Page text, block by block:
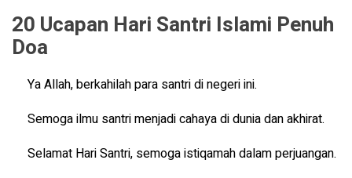
20 Ucapan Hari Santri Islami Penuh
Doa
Ya Allah, berkahilah para santri di negeri ini.
Semoga ilmu santri menjadi cahaya di dunia dan akhirat.
Selamat Hari Santri, semoga istiqamah dalam perjuangan.